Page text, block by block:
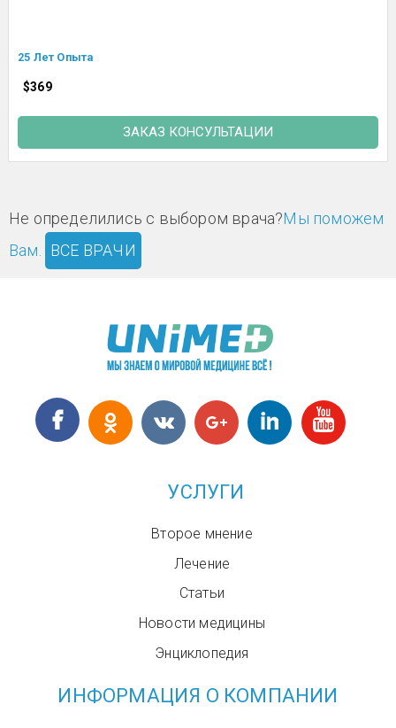
25 Лет Опыта
$369
ЗАКАЗ КОНСУЛЬТАЦИИ
Не определились с выбором врача?Мы поможем
Вам. ВСЕ ВРАЧИ
УСЛУГИ
Второе мнение
Лечение
Статьи
Новости медицины
Энциклопедия
ИНФОРМАЦИЯ О КОМПАНИИ